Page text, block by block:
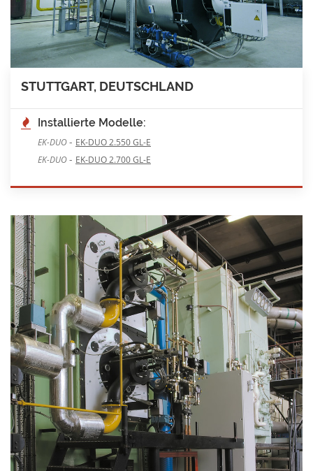
STUTTGART, DEUTSCHLAND
Installierte Modelle:
EK-DUO- EK-DUO 2.550 GL-E
EK-DUO- EK-DUO 2.700 GL-E